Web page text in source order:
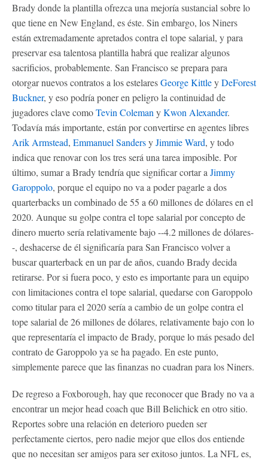
Brady donde la plantilla ofrezca una mejoría sustancial sobre lo
que tiene en New England, es éste. Sin embargo, los Niners
están extremadamente apretados contra el tope salarial, y para
preservar esa talentosa plantilla habrá que realizar algunos
sacrificios, probablemente. San Francisco se prepara para
otorgar nuevos contratos a los estelaresGeorge KittleyDeForest
Buckner, y eso podría poner en peligro la continuidad de
jugadores clave comoTevin ColemanyKwon Alexander.
Todavía más importante, están por convertirse en agentes libres
Arik Armstead, Emmanuel SandersyJimmie Ward, y todo
indica que renovar con los tres será una tarea imposible. Por
último, sumar a Brady tendría que significar cortar aJimmy
Garoppolo, porque el equipo no va a poder pagarle a dos
quarterbacks un combinado de 55 a 60 millones de dólares en el
2020. Aunque su golpe contra el tope salarial por concepto de
dinero muerto sería relativamente bajo --4.2 millones de dólares-
-, deshacerse de él significaría para San Francisco volver a
buscar quarterback en un par de años, cuando Brady decida
retirarse. Por si fuera poco, y esto es importante para un equipo
con limitaciones contra el tope salarial, quedarse con Garoppolo
como titular para el 2020 sería a cambio de un golpe contra el
tope salarial de 26 millones de dólares, relativamente bajo con lo
que representaría el impacto de Brady, porque lo más pesado del
contrato de Garoppolo ya se ha pagado. En este punto,
simplemente parece que las finanzas no cuadran para los Niners.
De regreso a Foxborough, hay que reconocer que Brady no va a
encontrar un mejor head coach que Bill Belichick en otro sitio.
Reportes sobre una relación en deterioro pueden ser
perfectamente ciertos, pero nadie mejor que ellos dos entiende
que no necesitan ser amigos para ser exitoso juntos. La NFL es,